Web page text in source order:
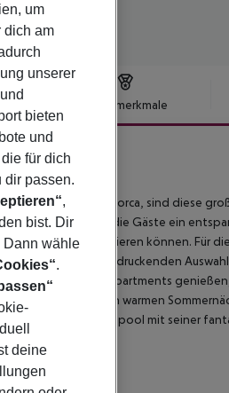
Hotelmerkmale
Südosten von Mallorca, sind diese
zu genießen, da die Gäste ein
Stadt spazieren können. Für
mit einer beeindruckenden
und hellen Apartments
sind, um sich in den warmen
in unserem Außenpool mit seiner
um
dich am
unserer
bieten
und
für dich
dir passen.
,
bist. Dir
Dann wähle
.
deine